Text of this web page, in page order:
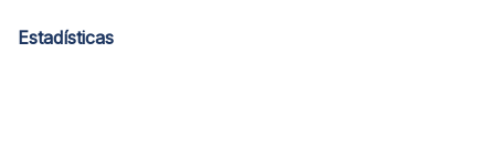
Estadísticas